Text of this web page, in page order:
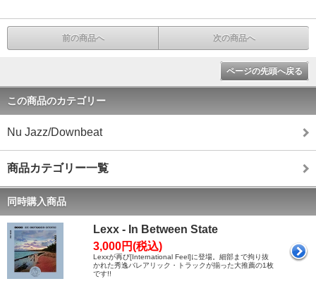
前の商品へ 次の商品へ
ページの先頭へ戻る
この商品のカテゴリー
Nu Jazz/Downbeat
商品カテゴリー一覧
同時購入商品
Lexx - In Between State
3,000円(税込)
Lexxが再び[International Feel]に登場。細部まで拘り抜
かれた秀逸バレアリック・トラックが揃った大推薦の1枚
です!!